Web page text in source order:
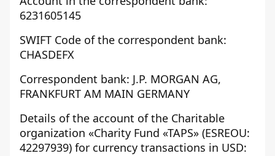
6231605145
SWIFT Code of the correspondent bank:
CHASDEFX
Correspondent bank: J.P. MORGAN AG,
FRANKFURT AM MAIN GERMANY
Details of the account of the Charitable
organization «Charity Fund «TAPS» (ESREOU:
42297939) for currency transactions in USD: